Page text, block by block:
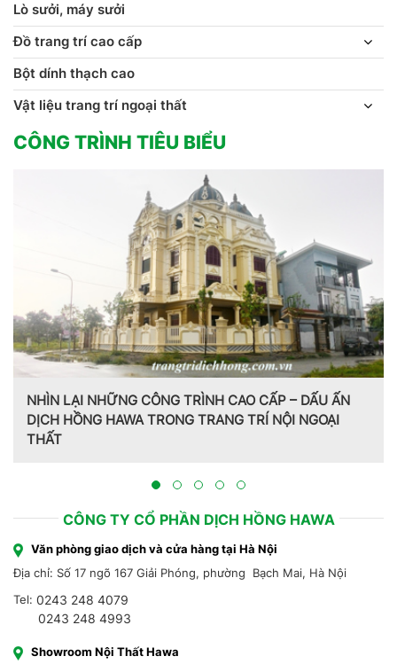
Lò sưởi, máy sưởi
Đồ trang trí cao cấp
Bột dính thạch cao
Vật liệu trang trí ngoại thất
CÔNG TRÌNH TIÊU BIỂU
NHÌN LẠI NHỮNG CÔNG TRÌNH CAO CẤP – DẤU ẤN
DỊCH HỒNG HAWA TRONG TRANG TRÍ NỘI NGOẠI
THẤT
CÔNG TY CỔ PHẦN DỊCH HỒNG HAWA
Văn phòng giao dịch và cửa hàng tại Hà Nội
Địa chỉ: Số 17 ngõ 167 Giải Phóng, phường Bạch Mai, Hà Nội
Tel: 0243 248 4079
0243 248 4993
Showroom Nội Thất Hawa